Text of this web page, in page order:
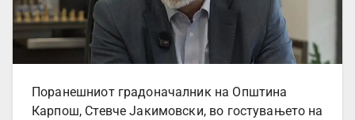
Поранешниот градоначалник на Општина
Карпош, Стевче Јакимовски, во гостувањето на